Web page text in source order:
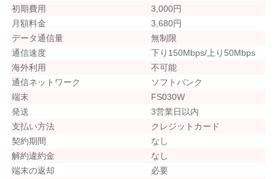
初期費用
3,000円
月額料金
3,680円
データ通信量
無制限
通信速度
下り150Mbps/上り50Mbps
海外利用
不可能
通信ネットワーク
ソフトバンク
端末
FS030W
発送
3営業日以内
支払い方法
クレジットカード
契約期間
なし
解約違約金
なし
端末の返却
必要